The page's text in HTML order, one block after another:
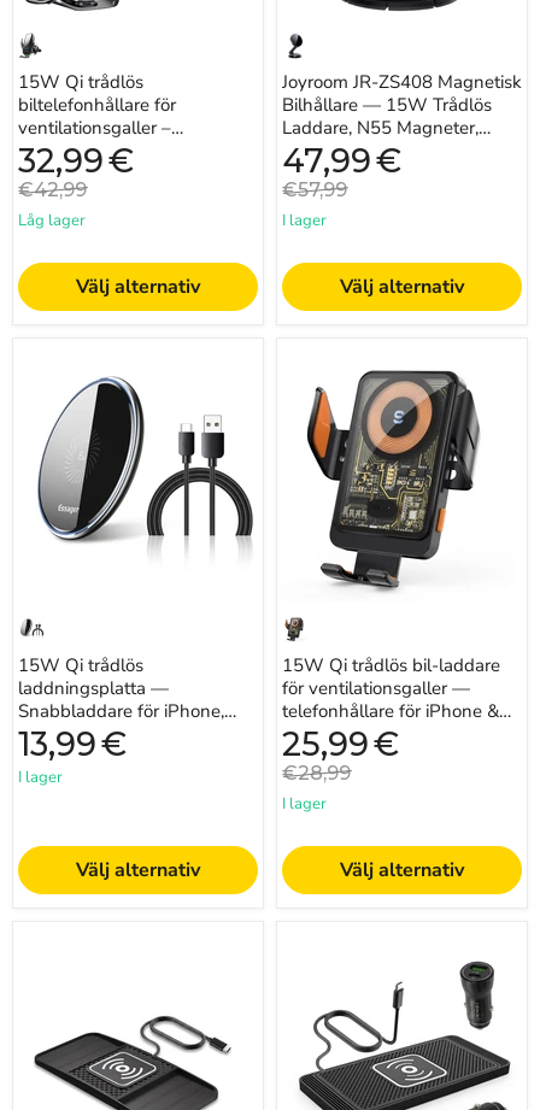
15W Qi trådlös
biltelefonhållare för
ventilationsgaller –
Snabbladdning & automatisk
greppfunktion
Nuvarande
pris
32,99€
Originalpris
€42,99
Låg lager
Välj alternativ
Joyroom JR-ZS408 Magnetisk
Bilhållare — 15W Trådlös
Laddare, N55 Magneter,
360° Rotation
Nuvarande
pris
47,99€
Originalpris
€57,99
I lager
Välj alternativ
laddningsplatta
Snabbladdare
iPhone,
Samsung
15W Qi trådlös
laddningsplatta —
Snabbladdare för iPhone,
Samsung och AirPods
13,99€
I lager
Välj alternativ
trådlös
laddare
ventilationsgaller
telefonhållare
Samsung
15W Qi trådlös bil-laddare
för ventilationsgaller —
telefonhållare för iPhone &
Samsung
Nuvarande
pris
25,99€
Originalpris
€28,99
I lager
Välj alternativ
halkfri
bilmatta,
iPhone
16/15/15
Max,
14–